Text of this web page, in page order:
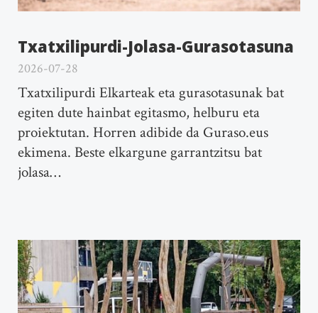
Txatxilipurdi-Jolasa-Gurasotasuna
2026-07-28
Txatxilipurdi Elkarteak eta gurasotasunak bat
egiten dute hainbat egitasmo, helburu eta
proiektutan. Horren adibide da Guraso.eus
ekimena. Beste elkargune garrantzitsu bat
jolasa…